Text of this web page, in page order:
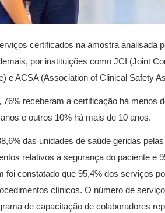
certificados na amostra analisada
por instituições como JCI (Joint
e ACSA (Association of Clinical Safety
76% receberam a certificação há menos
e outros 10% há mais de 10 anos.
das unidades de saúde geridas
relativos à segurança do paciente e
foi constatado que 95,4% dos serviços
clínicos. O número de
de capacitação de colaboradores